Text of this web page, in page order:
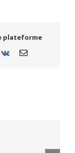
plateforme
Vk Email